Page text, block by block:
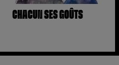
CHACUN SES GOÛTS